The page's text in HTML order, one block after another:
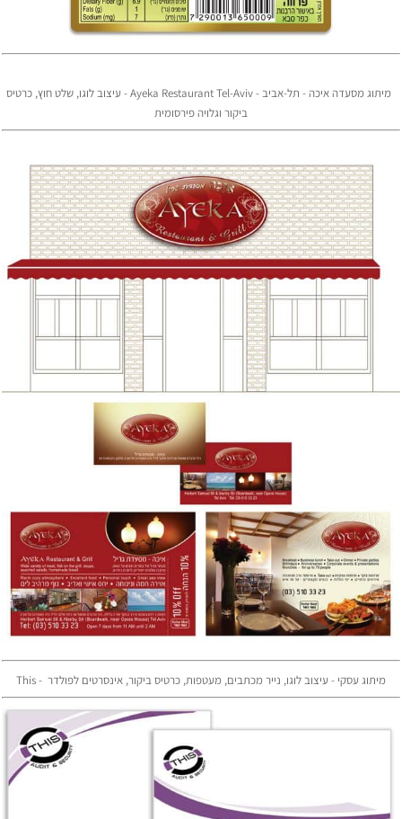
מיתוג מסעדה איכה - תל-אביב - Ayeka Restaurant Tel-Aviv - עיצוב לוגו, שלט חוץ, כרטיס
ביקור וגלויה פירסומית
מיתוג עסקי - עיצוב לוגו, נייר מכתבים, מעטפות, כרטיס ביקור, אינסרטים לפולדר - This